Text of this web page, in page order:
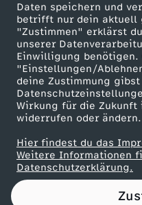
Daten speichern und
betrifft nur dein aktuell
"Zustimmen" erklärst
unserer
Einwilligung benötigen.
"Einstellungen/
deine Zustimmung
Wirkung für die Zukunft
widerrufen oder ändern.
Hier findest du das
Weitere Informationen
Datenschutzerklärung.
ä
n
d
e
r
w
ZDF goes Schule
Werbefernsehen
Mainzelmännchen
Partner